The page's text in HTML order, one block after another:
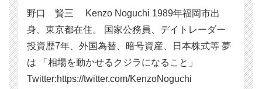
野口 賢三 Kenzo Noguchi 1989年福岡市出
身、東京都在住。 国家公務員、デイトレーダー
投資歴7年、外国為替、暗号資産、日本株式等 夢
は 「相場を動かせるクジラになること」
Twitter:https://twitter.com/KenzoNoguchi